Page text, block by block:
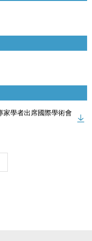
家學者出席國際學術會